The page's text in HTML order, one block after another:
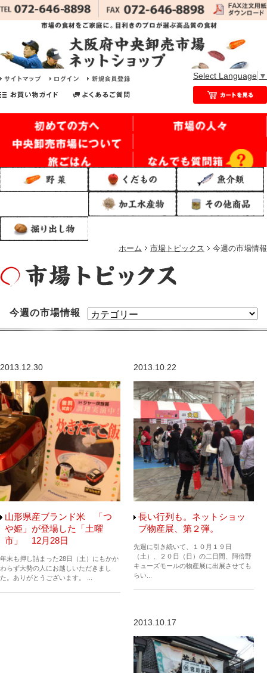
Select Language ▼
ホーム 市場トピックス 今週の市場情報
今週の市場情報
2013.12.30
山形県産ブランド米 「つ
や姫」が登場した「土曜
市」 12月28日
年末も押し詰まった28日（土）にもかか
わらず大勢の人にお越しいただきまし
た。ありがとうございます。 ...
2013.10.22
長い行列も。ネットショッ
プ物産展、第２弾。
先週に引き続いて、１０月１９日
（土）、２０日（日）の二日間、阿倍野
キューズモールの物産展に出展させても
らい...
2013.10.17